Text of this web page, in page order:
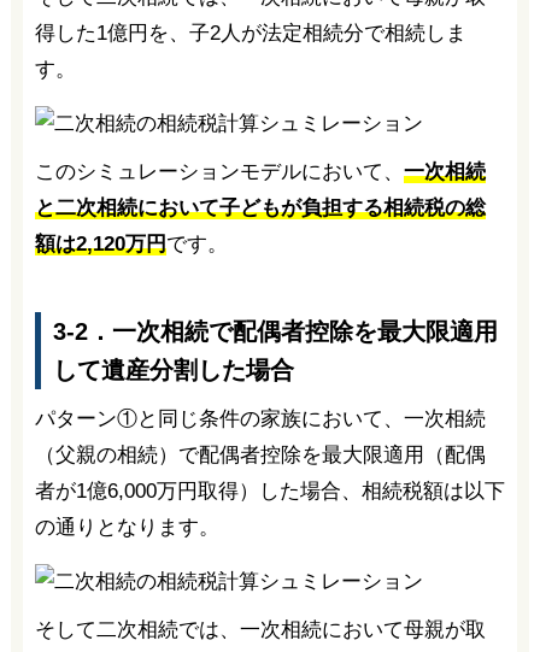
得した1億円を、子2人が法定相続分で相続しま
す。
このシミュレーションモデルにおいて、 一次相続
と二次相続において子どもが負担する相続税の総
額は2,120万円です。
3-2．一次相続で配偶者控除を最大限適用
して遺産分割した場合
パターン①と同じ条件の家族において、一次相続
（父親の相続）で配偶者控除を最大限適用（配偶
者が1億6,000万円取得）した場合、相続税額は以下
の通りとなります。
そして二次相続では、一次相続において母親が取